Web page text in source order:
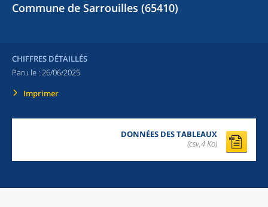
Commune de Sarrouilles (65410)
CHIFFRES DÉTAILLÉS
Paru le : 26/06/2025
Imprimer
DONNÉES DES TABLEAUX
(csv,4 Ko)